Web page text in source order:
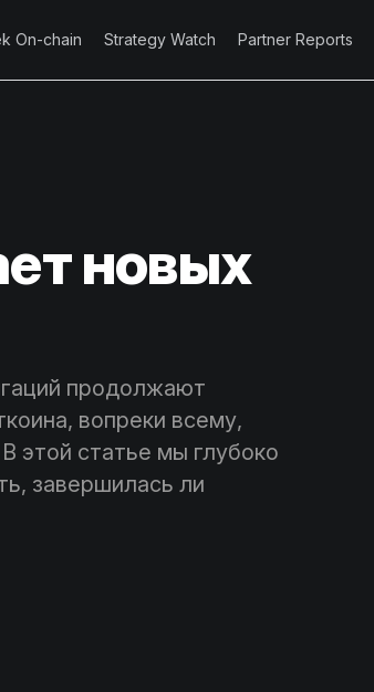
On-chain Strategy Watch Partner Reports
новых
продолжают
вопреки всему,
этой статье мы глубоко
завершилась ли